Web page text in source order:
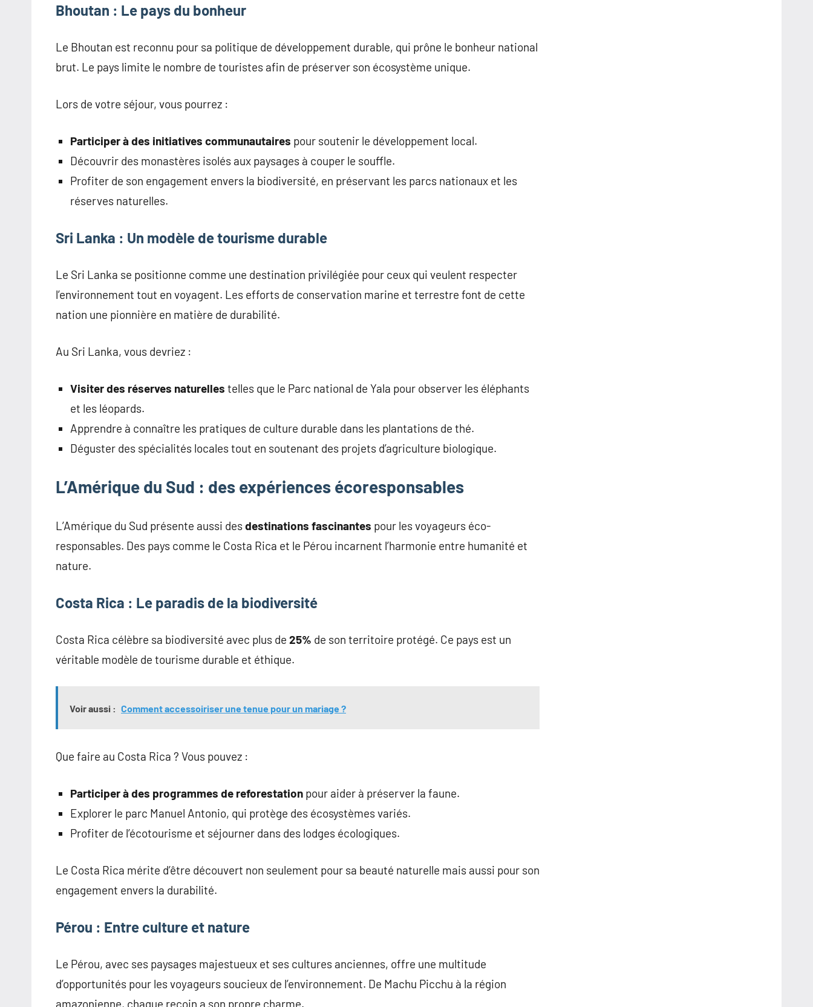
Bhoutan : Le pays du bonheur
Le Bhoutan est reconnu pour sa politique de développement durable, qui prône le bonheur national
brut. Le pays limite le nombre de touristes afin de préserver son écosystème unique.
Lors de votre séjour, vous pourrez :
Participer à des initiatives communautaires pour soutenir le développement local.
Découvrir des monastères isolés aux paysages à couper le souffle.
Profiter de son engagement envers la biodiversité, en préservant les parcs nationaux et les
réserves naturelles.
Sri Lanka : Un modèle de tourisme durable
Le Sri Lanka se positionne comme une destination privilégiée pour ceux qui veulent respecter
l’environnement tout en voyagent. Les efforts de conservation marine et terrestre font de cette
nation une pionnière en matière de durabilité.
Au Sri Lanka, vous devriez :
Visiter des réserves naturelles telles que le Parc national de Yala pour observer les éléphants
et les léopards.
Apprendre à connaître les pratiques de culture durable dans les plantations de thé.
Déguster des spécialités locales tout en soutenant des projets d’agriculture biologique.
L’Amérique du Sud : des expériences écoresponsables
L’Amérique du Sud présente aussi desdestinations fascinantes pour les voyageurs éco-
responsables. Des pays comme le Costa Rica et le Pérou incarnent l’harmonie entre humanité et
nature.
Costa Rica : Le paradis de la biodiversité
Costa Rica célèbre sa biodiversité avec plus de 25% de son territoire protégé. Ce pays est un
véritable modèle de tourisme durable et éthique.
Voir aussi : Comment accessoiriser une tenue pour un mariage ?
Que faire au Costa Rica ? Vous pouvez :
Participer à des programmes de reforestation pour aider à préserver la faune.
Explorer le parc Manuel Antonio, qui protège des écosystèmes variés.
Profiter de l’écotourisme et séjourner dans des lodges écologiques.
Le Costa Rica mérite d’être découvert non seulement pour sa beauté naturelle mais aussi pour son
engagement envers la durabilité.
Pérou : Entre culture et nature
Le Pérou, avec ses paysages majestueux et ses cultures anciennes, offre une multitude
d’opportunités pour les voyageurs soucieux de l’environnement. De Machu Picchu à la région
amazonienne, chaque recoin a son propre charme.